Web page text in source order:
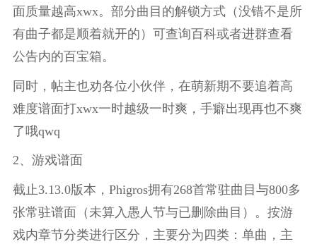
面质量越高xwx。部分曲目的解锁方式（没错不是所
有曲子都是顺着就开的）可查询百科或者进群查看
公告内的百宝箱。
同时，帖主也劝各位小伙伴，在萌新期不要追着高
难度谱面打xwx一时越级一时爽，手癖出现再也不爽
了哦qwq
2、游戏谱面
截止3.13.0版本，Phigros拥有268首常驻曲目与800多
张常驻谱面（未算入愚人节与已删除曲目）。按游
戏内章节分类进行区分，主要分为四类：单曲，主